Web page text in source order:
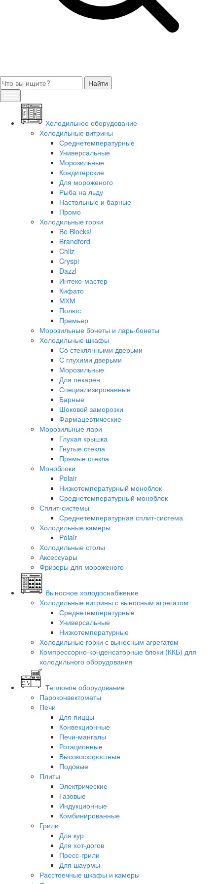
Холодильное оборудование
Холодильные витрины
Среднетемпературные
Универсальные
Морозильные
Кондитерские
Для мороженого
Рыба на льду
Настольные и барные
Промо
Холодильные горки
Be Blocks!
Brandford
Chilz
Cryspi
Dazzl
Интеко-мастер
Кифато
МХМ
Полюс
Премьер
Морозильные бонеты и ларь-бонеты
Холодильные шкафы
Со стеклянными дверьми
С глухими дверьми
Морозильные
Для пекарен
Специализированные
Барные
Шоковой заморозки
Фармацевтические
Морозильные лари
Глухая крышка
Гнутые стекла
Прямые стекла
Моноблоки
Polair
Низкотемпературный моноблок
Среднетемпературный моноблок
Сплит-системы
Среднетемпературная сплит-система
Холодильные камеры
Polair
Холодильные столы
Аксессуары
Фризеры для мороженого
Выносное холодоснабжение
Холодильные витрины с выносным агрегатом
Среднетемпературные
Универсальные
Низкотемпературные
Холодильные горки с выносным агрегатом
Компрессорно-конденсаторные блоки (ККБ) для
холодильного оборудования
Тепловое оборудование
Пароконвектоматы
Печи
Для пиццы
Конвекционные
Печи-мангалы
Ротационные
Высокоскоростные
Подовые
Плиты
Электрические
Газовые
Индукционные
Комбинированные
Грили
Для кур
Для хот-догов
Пресс-грили
Для шаурмы
Расстоечные шкафы и камеры